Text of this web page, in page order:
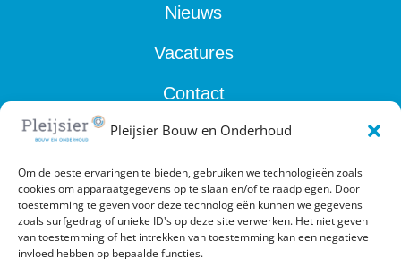
Pleijsier Bouw en Onderhoud
Om de beste ervaringen te bieden, gebruiken we technologieën zoals
cookies om apparaatgegevens op te slaan en/of te raadplegen. Door
toestemming te geven voor deze technologieën kunnen we gegevens
zoals surfgedrag of unieke ID's op deze site verwerken. Het niet geven
van toestemming of het intrekken van toestemming kan een negatieve
invloed hebben op bepaalde functies.
Nieuws
Vacatures
Contact
Privacyverklaring
Algemene voorwaarden